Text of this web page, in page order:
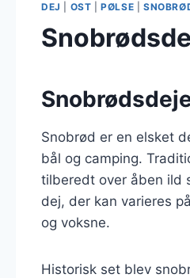
DEJ OST |PØLSE
Snobrød er en elsket
bål og camping.
tilberedt over åben ild
dej, der kan varieres
og voksne.
Historisk set blev